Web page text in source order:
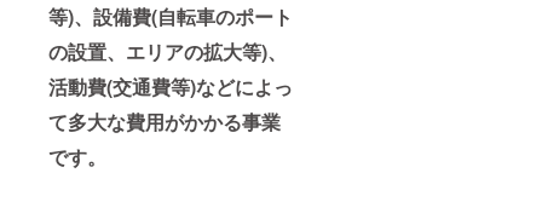
等)、設備費(自転車のポート
の設置、エリアの拡大等)、
活動費(交通費等)などによっ
て多大な費用がかかる事業
です。